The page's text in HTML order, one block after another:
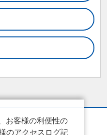
お客様の利便性の
のアクセスログ記